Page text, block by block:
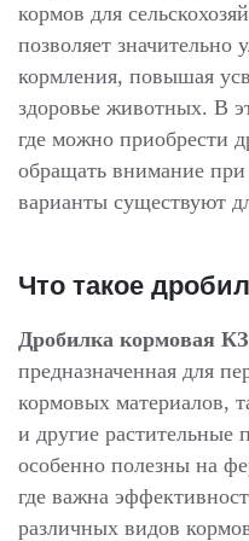
кормов для
позволяет значительно
кормления, повышая
здоровье животных. В
где можно приобрести
обращать внимание
варианты существуют
Что такое
Дробилка кормовая КЗ
предназначенная для
кормовых материалов,
и другие растительные
особенно полезны на
где важна
различных видов